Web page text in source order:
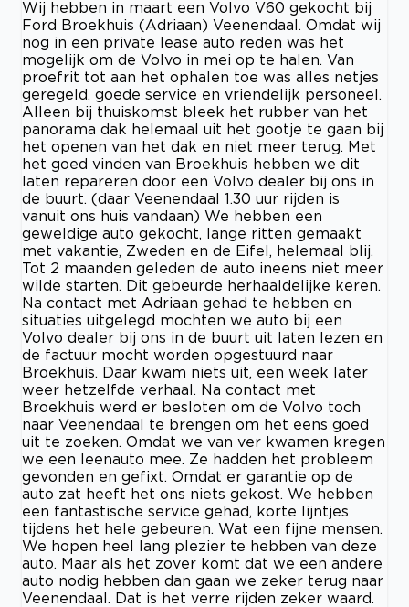
Wij hebben in maart een Volvo V60 gekocht bij
Ford Broekhuis (Adriaan) Veenendaal. Omdat wij
nog in een private lease auto reden was het
mogelijk om de Volvo in mei op te halen. Van
proefrit tot aan het ophalen toe was alles netjes
geregeld, goede service en vriendelijk personeel.
Alleen bij thuiskomst bleek het rubber van het
panorama dak helemaal uit het gootje te gaan bij
het openen van het dak en niet meer terug. Met
het goed vinden van Broekhuis hebben we dit
laten repareren door een Volvo dealer bij ons in
de buurt. (daar Veenendaal 1.30 uur rijden is
vanuit ons huis vandaan) We hebben een
geweldige auto gekocht, lange ritten gemaakt
met vakantie, Zweden en de Eifel, helemaal blij.
Tot 2 maanden geleden de auto ineens niet meer
wilde starten. Dit gebeurde herhaaldelijke keren.
Na contact met Adriaan gehad te hebben en
situaties uitgelegd mochten we auto bij een
Volvo dealer bij ons in de buurt uit laten lezen en
de factuur mocht worden opgestuurd naar
Broekhuis. Daar kwam niets uit, een week later
weer hetzelfde verhaal. Na contact met
Broekhuis werd er besloten om de Volvo toch
naar Veenendaal te brengen om het eens goed
uit te zoeken. Omdat we van ver kwamen kregen
we een leenauto mee. Ze hadden het probleem
gevonden en gefixt. Omdat er garantie op de
auto zat heeft het ons niets gekost. We hebben
een fantastische service gehad, korte lijntjes
tijdens het hele gebeuren. Wat een fijne mensen.
We hopen heel lang plezier te hebben van deze
auto. Maar als het zover komt dat we een andere
auto nodig hebben dan gaan we zeker terug naar
Veenendaal. Dat is het verre rijden zeker waard.